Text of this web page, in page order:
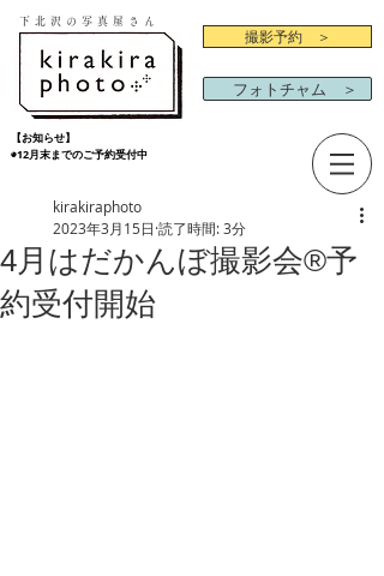
下北沢の写真屋さん
撮影予約 ＞
フォトチャム ＞
【お知らせ】
◉12月末までのご予約受付中
4月はだかんぼ撮影会®︎予
約受付開始
kirakiraphoto
2023年3月15日 読了時間: 3分